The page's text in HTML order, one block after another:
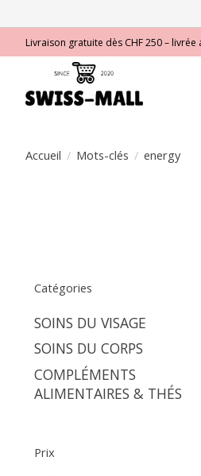
Livraison gratuite dès CHF 250 –
Accueil / Mots-clés / energy
Catégories
SOINS DU VISAGE
SOINS DU CORPS
COMPLÉMENTS
ALIMENTAIRES & THÉS
Prix